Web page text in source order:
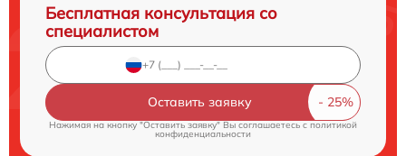
Бесплатная консультация со
специалистом
Оставить заявку
Нажимая на кнопку "Оставить заявку" Вы соглашаетесь cполитикой
конфиденциальности